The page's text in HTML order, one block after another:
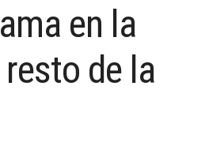
en la
de la